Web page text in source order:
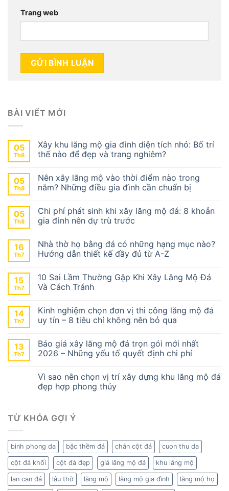
Trang web
BÀI VIẾT MỚI
05
Th8
Xây khu lăng mộ gia đình diện tích nhỏ: Bố trí
thế nào để đẹp và trang nghiêm?
05
Th8
Nên xây lăng mộ vào thời điểm nào trong
năm? Những điều gia đình cần chuẩn bị
05
Th8
Chi phí phát sinh khi xây lăng mộ đá: 8 khoản
gia đình nên dự trù trước
16
Th7
Nhà thờ họ bằng đá có những hạng mục nào?
Hướng dẫn thiết kế đầy đủ từ A-Z
15
Th7
10 Sai Lầm Thường Gặp Khi Xây Lăng Mộ Đá
Và Cách Tránh
14
Th7
Kinh nghiệm chọn đơn vị thi công lăng mộ đá
uy tín – 8 tiêu chí không nên bỏ qua
13
Th7
Báo giá xây lăng mộ đá trọn gói mới nhất
2026 – Những yếu tố quyết định chi phí
Vì sao nên chọn vị trí xây dựng khu lăng mộ đá
đẹp hợp phong thủy
TỪ KHÓA GỢI Ý
binh phong da bậc thềm đá chân cột đá cuon thu da
cột đá khối cột đá đẹp giá lăng mộ đá khu lăng mộ
lan can đá lâu thờ lăng mộ lăng mộ gia đình lăng mộ họ